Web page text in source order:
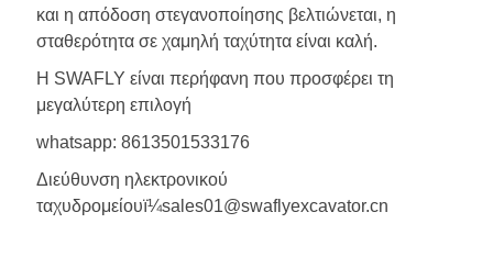
και η απόδοση στεγανοποίησης βελτιώνεται, η
σταθερότητα σε χαμηλή ταχύτητα είναι καλή.
Η SWAFLY είναι περήφανη που προσφέρει τη
μεγαλύτερη επιλογή
whatsapp: 8613501533176
Διεύθυνση ηλεκτρονικού
ταχυδρομείουï¼sales01@swaflyexcavator.cn